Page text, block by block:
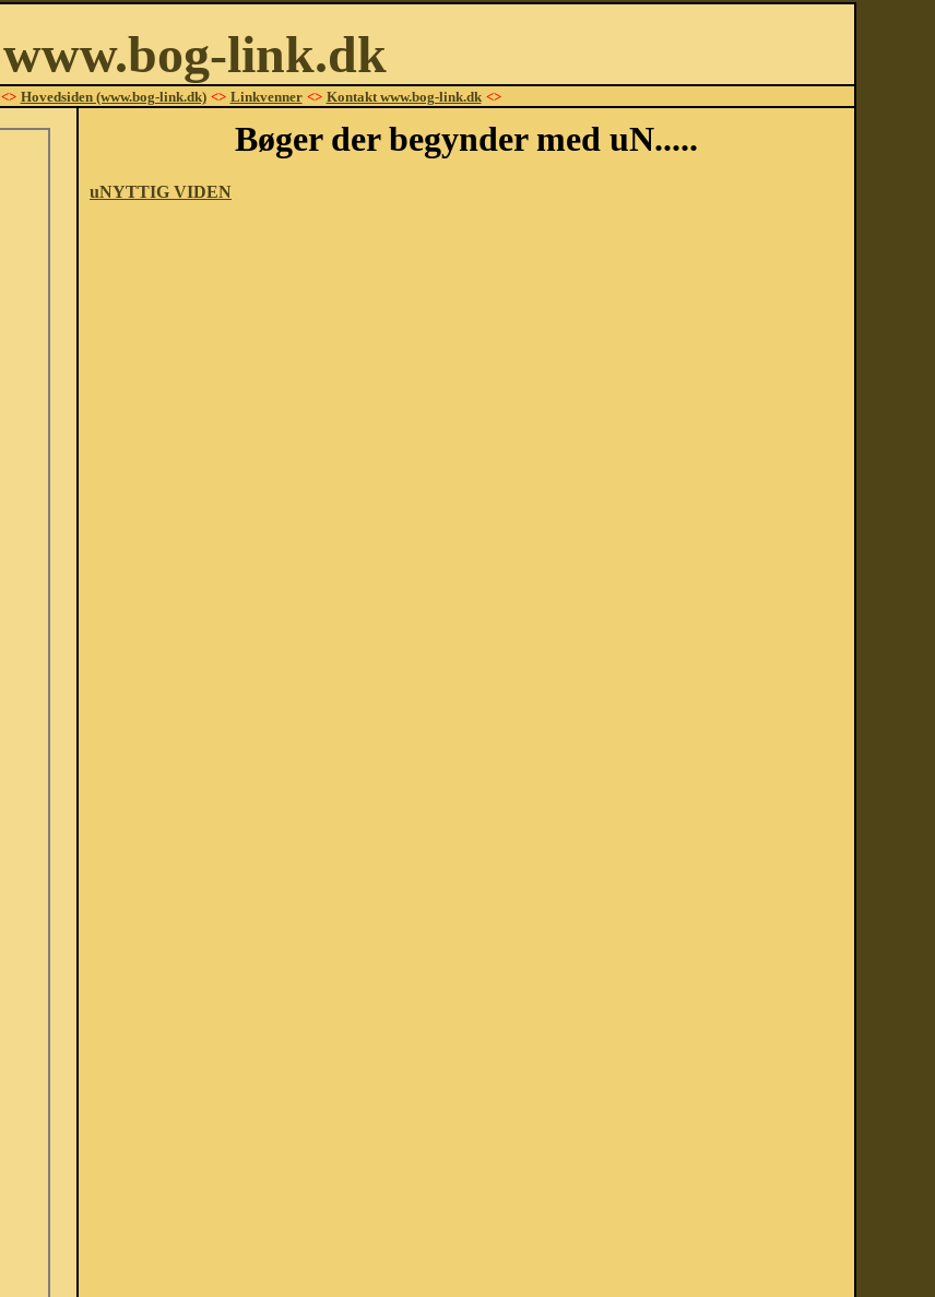
www.bog-link.dk
<> Hovedsiden (www.bog-link.dk) <> Linkvenner <> Kontakt www.bog-link.dk <>
Bøger der begynder med uN.....
uNYTTIG VIDEN